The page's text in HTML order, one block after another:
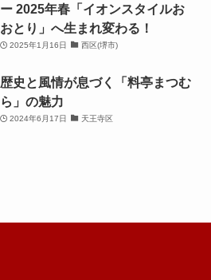
ー 2025年春「イオンスタイルお
おとり」へ生まれ変わる！
2025年1月16日 西区(堺市)
歴史と風情が息づく「料亭まつむ
ら」の魅力
2024年6月17日 天王寺区